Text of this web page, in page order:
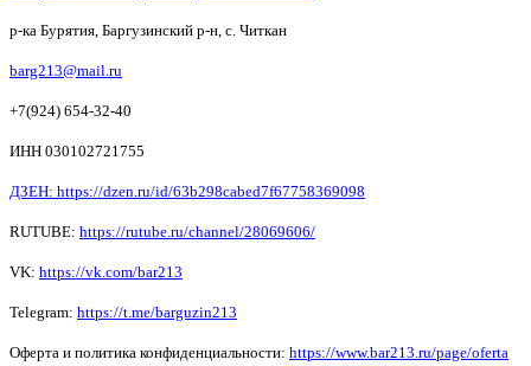
р-ка Бурятия, Баргузинский р-н, с. Читкан
barg213@mail.ru
+7(924) 654-32-40
ИНН 030102721755
ДЗЕН: https://dzen.ru/id/63b298cabed7f67758369098
RUTUBE: https://rutube.ru/channel/28069606/
VK: https://vk.com/bar213
Telegram: https://t.me/barguzin213
Оферта и политика конфиденциальности: https://www.bar213.ru/page/oferta